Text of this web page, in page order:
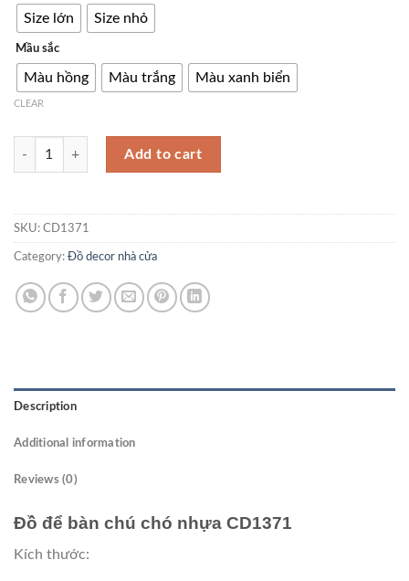
Size lớn Size nhỏ
Mầu sắc
Màu hồng Màu trắng Màu xanh biển
CLEAR
Đồ để bàn chú chó nhựa CD1371 quantity
Add to cart
SKU: CD1371
Category: Đồ decor nhà cửa
Description
Additional information
Reviews (0)
Đồ để bàn chú chó nhựa CD1371
Kích thước: